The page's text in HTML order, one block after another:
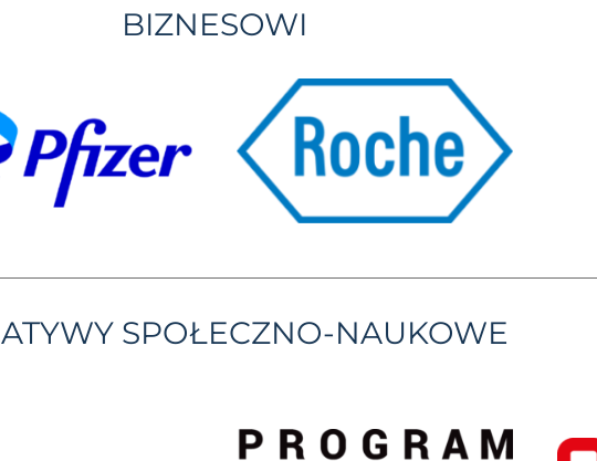
BIZNESOWI
SPOŁECZNO-NAUKOWE